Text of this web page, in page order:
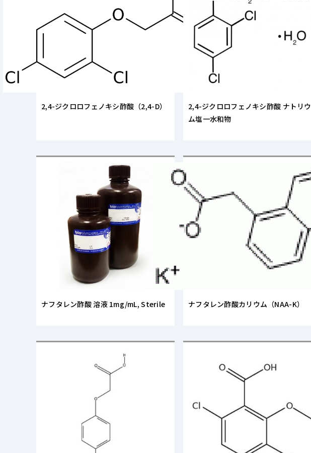
2,4-ジクロロフェノキシ酢酸（2,4-D）
2,4-ジクロロフェノキシ酢酸 ナトリウ
ム塩一水和物
ナフタレン酢酸 溶液 1mg/mL, Sterile ナフタレン酢酸カリウム（NAA-K）